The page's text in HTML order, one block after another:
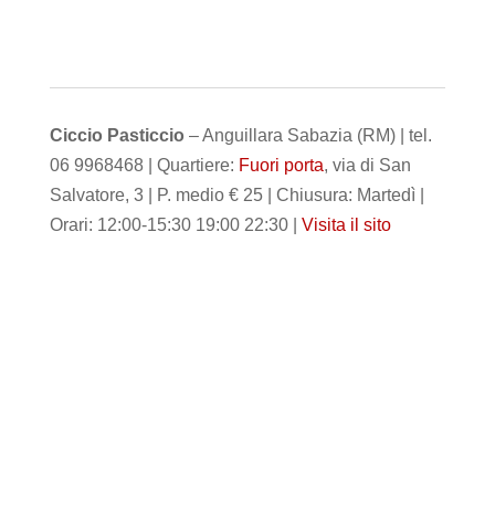
Ciccio Pasticcio – Anguillara Sabazia (RM) | tel.
06 9968468 | Quartiere: Fuori porta, via di San
Salvatore, 3 | P. medio € 25 | Chiusura: Martedì |
Orari: 12:00-15:30 19:00 22:30 | Visita il sito